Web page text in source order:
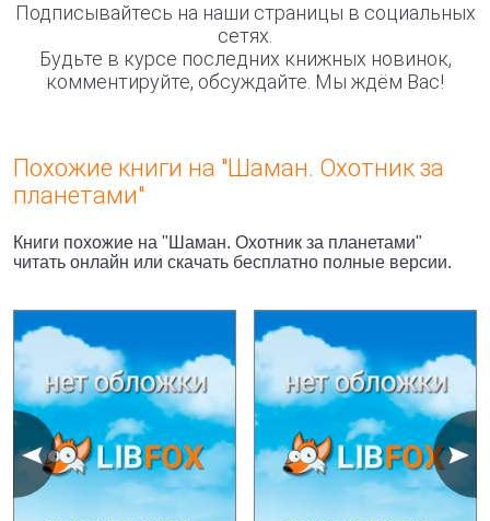
Подписывайтесь на наши страницы в социальных
сетях.
Будьте в курсе последних книжных новинок,
комментируйте, обсуждайте. Мы ждём Вас!
Похожие книги на "Шаман. Охотник за
планетами"
Книги похожие на "Шаман. Охотник за планетами"
читать онлайн или скачать бесплатно полные версии.